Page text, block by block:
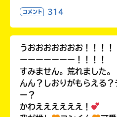
コメント 314
うおおおおおおお！！！
ーーーーーーー！！！！
すみません。荒れました。
んん？しおりがもらえる？
ー？
かわええええええ！